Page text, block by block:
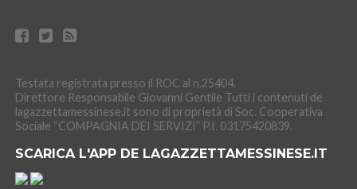
Testata registrata presso il ROC al n.25404.
Direttore Responsabile Giovanni Gentile Tutti i contenuti de
lagazzettamessinese.it sono di proprietà di Soc. Cooperativa
Sociale “COMPAGNIA DEI SERVIZI” P.I. 03175420839.
SCARICA L'APP DE LAGAZZETTAMESSINESE.IT